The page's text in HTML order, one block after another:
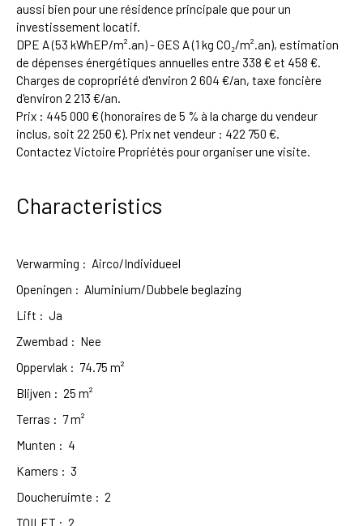
aussi bien pour une résidence principale que pour un
investissement locatif.
DPE A (53 kWhEP/m².an) - GES A (1 kg CO₂/m².an), estimation
de dépenses énergétiques annuelles entre 338 € et 458 €.
Charges de copropriété d'environ 2 604 €/an, taxe foncière
d'environ 2 213 €/an.
Prix : 445 000 € (honoraires de 5 % à la charge du vendeur
inclus, soit 22 250 €). Prix net vendeur : 422 750 €.
Contactez Victoire Propriétés pour organiser une visite.
Characteristics
Verwarming : Airco/Individueel
Openingen : Aluminium/Dubbele beglazing
Lift : Ja
Zwembad : Nee
Oppervlak : 74.75 m²
Blijven : 25 m²
Terras : 7m²
Munten : 4
Kamers : 3
Doucheruimte : 2
TOILET : 2